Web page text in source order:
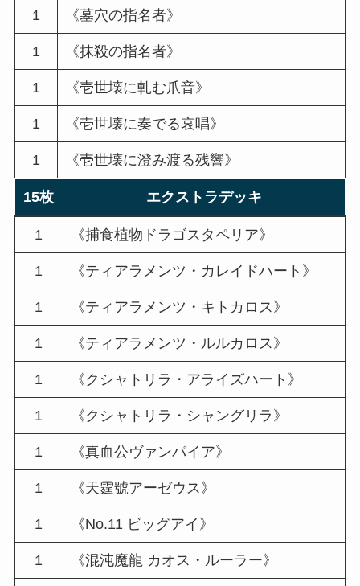
1 《墓穴の指名者》
1 《抹殺の指名者》
1 《壱世壊に軋む爪音》
1 《壱世壊に奏でる哀唱》
1 《壱世壊に澄み渡る残響》
15枚 エクストラデッキ
1 《捕食植物ドラゴスタペリア》
1 《ティアラメンツ・カレイドハート》
1 《ティアラメンツ・キトカロス》
1 《ティアラメンツ・ルルカロス》
1 《クシャトリラ・アライズハート》
1 《クシャトリラ・シャングリラ》
1 《真血公ヴァンパイア》
1 《天霆號アーゼウス》
1 《No.11 ビッグアイ》
1 《混沌魔龍 カオス・ルーラー》